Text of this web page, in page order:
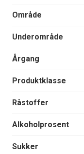
Område
Underområde
Årgang
Produktklasse
Råstoffer
Alkoholprosent
Sukker